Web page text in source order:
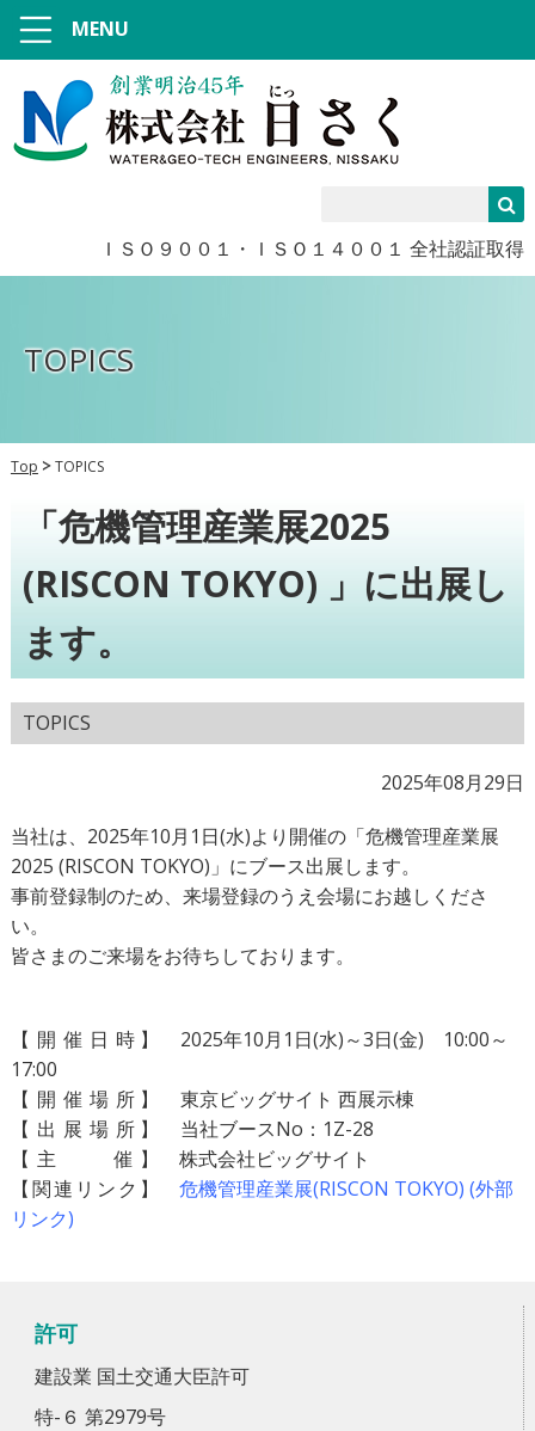
ＩＳＯ９００１・ＩＳＯ１４００１ 全社認証取得
MENU
TOPICS
Top TOPICS
「危機管理産業展2025
(RISCON TOKYO) 」に出展し
ます。
TOPICS
2025年08月29日
当社は、2025年10月1日(水)より開催の「危機管理産業展
2025 (RISCON TOKYO)」にブース出展します。
事前登録制のため、来場登録のうえ会場にお越しくださ
い。
皆さまのご来場をお待ちしております。
【 開 催 日 時】
2025年10月1日(水)～3日(金) 10:00～
17:00
【 開 催 場 所】
東京ビッグサイト 西展示棟
【 出 展 場 所】
当社ブースNo：1Z-28
【 主 催 】 株式会社ビッグサイト
【関連リンク】
危機管理産業展(RISCON TOKYO) (外部
リンク)
許可
建設業 国土交通大臣許可
特-６ 第2979号